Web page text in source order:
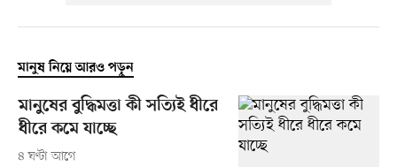
মানুষ নিয়ে আরও পড়ুন
মানুষের বুদ্ধিমত্তা কী সত্যিই ধীরে
ধীরে কমে যাচ্ছে
৪ ঘণ্টা আগে